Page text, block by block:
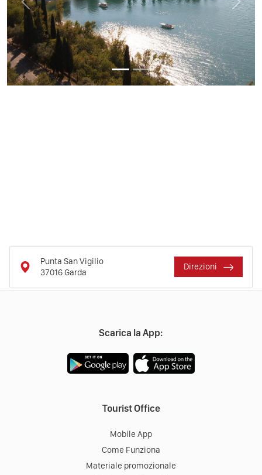
Previous Next
Punta San Vigilio
37016Garda
Direzioni
Scarica la App:
Tourist Office
Mobile App
Come Funziona
Materiale promozionale